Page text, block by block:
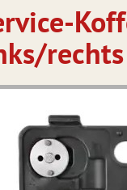
rechts